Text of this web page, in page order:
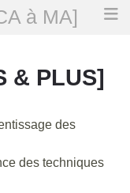
à MA]
plus]
& PLUS]
des
des techniques